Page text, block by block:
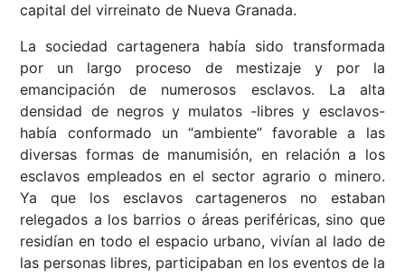
capital del virreinato de Nueva Granada.
La sociedad cartagenera había sido transformada
por un largo proceso de mestizaje y por la
emancipación de numerosos esclavos. La alta
densidad de negros y mulatos -libres y esclavos-
había conformado un “ambiente” favorable a las
diversas formas de manumisión, en relación a los
esclavos empleados en el sector agrario o minero.
Ya que los esclavos cartageneros no estaban
relegados a los barrios o áreas periféricas, sino que
residían en todo el espacio urbano, vivían al lado de
las personas libres, participaban en los eventos de la